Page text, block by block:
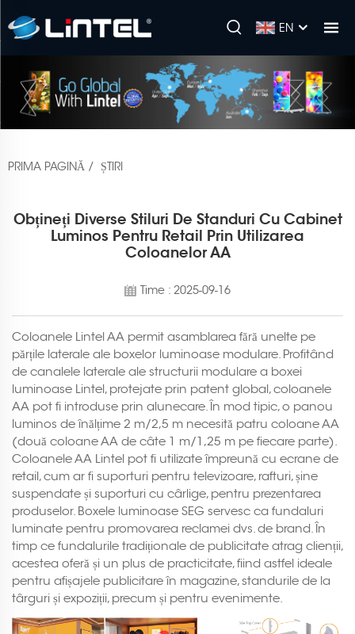
EN
PRIMA PAGINĂ / ȘTIRI
Obțineți Diverse Stiluri De Standuri Cu Cabinet
Luminos Pentru Retail Prin Utilizarea
Coloanelor AA
Time : 2025-09-16
Coloanele Lintel AA permit asamblarea fără unelte pe
părțile laterale ale boxelor luminoase modulare. Profitând
de canalele laterale ale structurii modulare a boxei
luminoase Lintel, protejate prin patent global, coloanele
AA pot fi introduse prin alunecare. În mod tipic, o panou
luminos de înălțime 2 m/2,5 m necesită patru coloane AA
(două coloane AA de câte 1 m/1,25 m pe fiecare parte).
Coloanele AA Lintel pot fi utilizate împreună cu ecrane de
retail, cum ar fi suporturi pentru televizoare, rafturi, șine
suspendate și suporturi cu cârlige, pentru prezentarea
produselor. Boxele luminoase SEG servesc ca fundaluri
luminate pentru promovarea reclamei dvs. de brand. În
timp ce fundalurile tradiționale de publicitate atrag clienții,
acestea oferă și un plus de practicitate, fiind astfel ideale
pentru afișajele publicitare în magazine, standurile de la
târguri și expoziții, precum și pentru evenimente.